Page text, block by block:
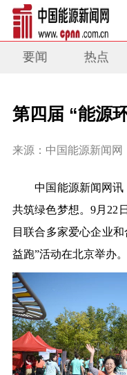
要闻 热点
第四届 “能源
来源：中国能源新闻网
中国能源新闻网讯
共筑绿色梦想。9月 22
目联合多家爱心企业
益跑”活动在北京举办。